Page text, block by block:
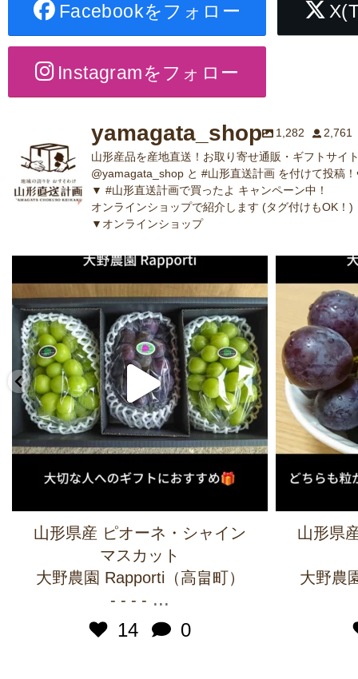
Facebookをフォロー
Instagramをフォロー
yamagata_shop 1,282
2,761
山形産品を産地直送！お取り寄せ通販・ギフトサイ
@yamagata_shop と #山形直送計画 を付けて投稿
▼ #山形直送計画で買ったよ キャンペーン中！
オンラインショップで紹介します (タグ付けもOK！)
▼オンラインショップ
山形県産 ピオーネ・シャイン
マスカット
大野農園 Rapporti（高畠町）
- - - - ...
14
0
山形県
大野農